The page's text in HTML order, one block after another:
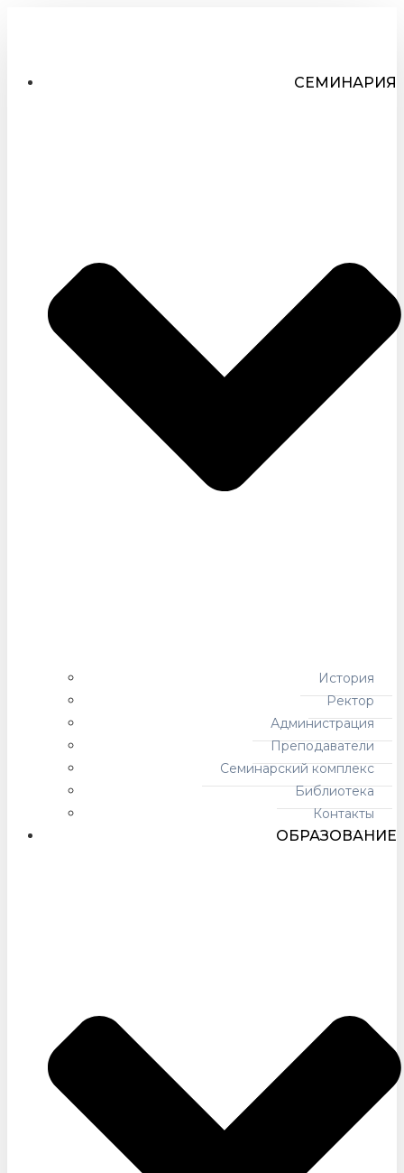
СЕМИНАРИЯ
История
Ректор
Администрация
Преподаватели
Семинарский комплекс
Библиотека
Контакты
ОБРАЗОВАНИЕ